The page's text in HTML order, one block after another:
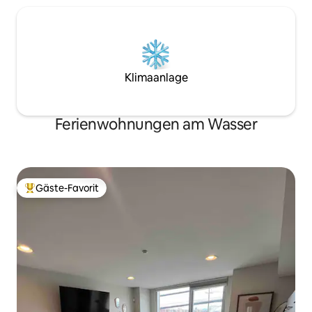
Klimaanlage
Ferienwohnungen am Wasser
Beliebter Gäste-Favorit.
Gäste-Favorit